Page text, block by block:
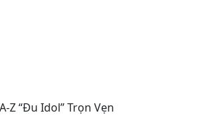
Z “Đu Idol” Trọn Vẹn